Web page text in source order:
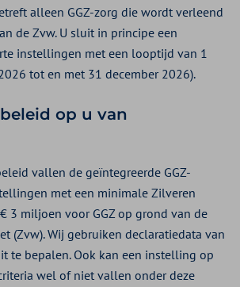
alleen GGZ-zorg die wordt verleend
de Zvw. U sluit in principe een
instellingen met een looptijd van 1
tot en met 31 december 2026).
op u van
vallen de geïntegreerde GGZ-
met een minimale Zilveren
3 miljoen voor GGZ op grond van de
(Zvw). Wij gebruiken declaratiedata van
te bepalen. Ook kan een instelling op
wel of niet vallen onder deze